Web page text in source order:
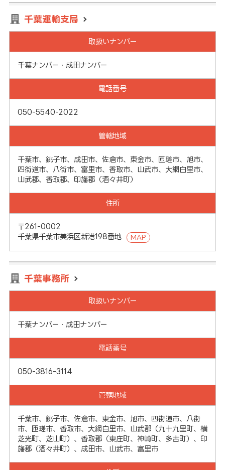
千葉運輸支局
取扱いナンバー
千葉ナンバー・成田ナンバー
電話番号
050-5540-2022
管轄地域
千葉市、銚子市、成田市、佐倉市、東金市、匝瑳市、旭市、
四街道市、八街市、富里市、香取市、山武市、大網白里市、
山武郡、香取郡、印旛郡（酒々井町）
住所
〒261-0002
千葉県千葉市美浜区新港198番地
MAP
千葉事務所
取扱いナンバー
千葉ナンバー・成田ナンバー
電話番号
050-3816-3114
管轄地域
千葉市、銚子市、佐倉市、東金市、旭市、四街道市、八街
市、匝瑳市、香取市、大網白里市、山武郡（九十九里町、横
芝光町、芝山町）、香取郡（東庄町、神崎町、多古町）、印
旛郡（酒々井町）、成田市、山武市、富里市